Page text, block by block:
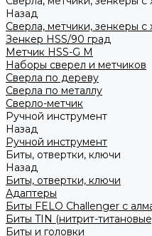
Назад
Сверла, метчики, зенкеры с
Зенкер HSS/90 град
Метчик HSS-G М
Наборы сверел и метчиков
Сверла по дереву
Сверла по металлу
Сверло-метчик
Ручной инструмент
Назад
Ручной инструмент
Биты, отвертки, ключи
Назад
Биты, отвертки, ключи
Адаптеры
Биты FELO Challenger с
Биты TIN (нитрит-
Биты и головки